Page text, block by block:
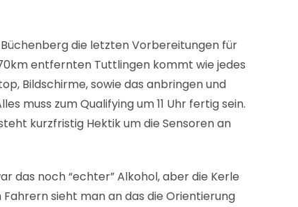
Büchenberg die letzten Vorbereitungen für
entfernten Tuttlingen kommt wie jedes
Bildschirme, sowie das anbringen und
muss zum Qualifying um 11 Uhr fertig sein.
kurzfristig Hektik um die Sensoren an
das noch “echter” Alkohol, aber die Kerle
sieht man an das die Orientierung